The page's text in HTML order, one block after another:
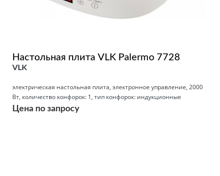
Настольная плита VLK Palermo 7728
VLK
электрическая настольная плита, электронное управление, 2000
Вт, количество конфорок: 1, тип конфорок: индукционные
Цена по запросу